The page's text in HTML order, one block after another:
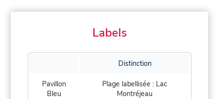
Labels
Distinction
Pavillon
Bleu
Plage labellisée : Lac
Montréjeau